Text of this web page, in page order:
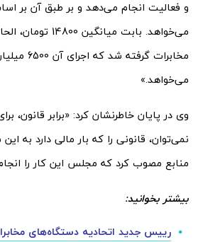
و فعالیت انجام می‌دهد و بر طبق آن بر
مخابرات
می‌خواهد.»
نمی‌توان، قانونی را که بار مالی دارد به
منابع مصوب کرد که مجلس این کار را
بیشتر بخوانید:
رییس جدید اتحادیه دستگاه‌های